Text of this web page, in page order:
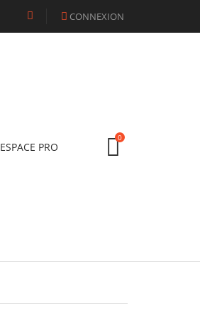
 CONNEXION
ESPACE PRO
0